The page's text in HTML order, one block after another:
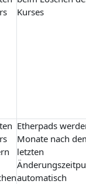
Kurses
Etherpads
Monate nach
letzten
automatisch